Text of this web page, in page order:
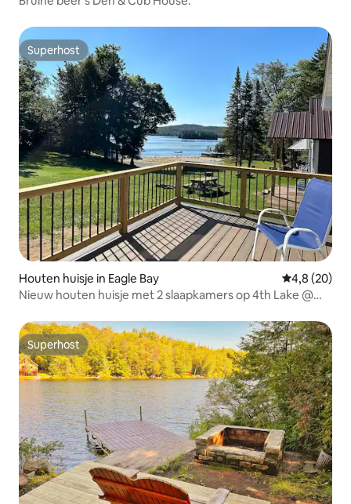
Superhost
Superhost
Houten huisje in Eagle Bay Gemiddelde
4,8 (20)
Nieuw houten huisje met 2 slaapkamers op 4th Lake @
Superhost
Superhost